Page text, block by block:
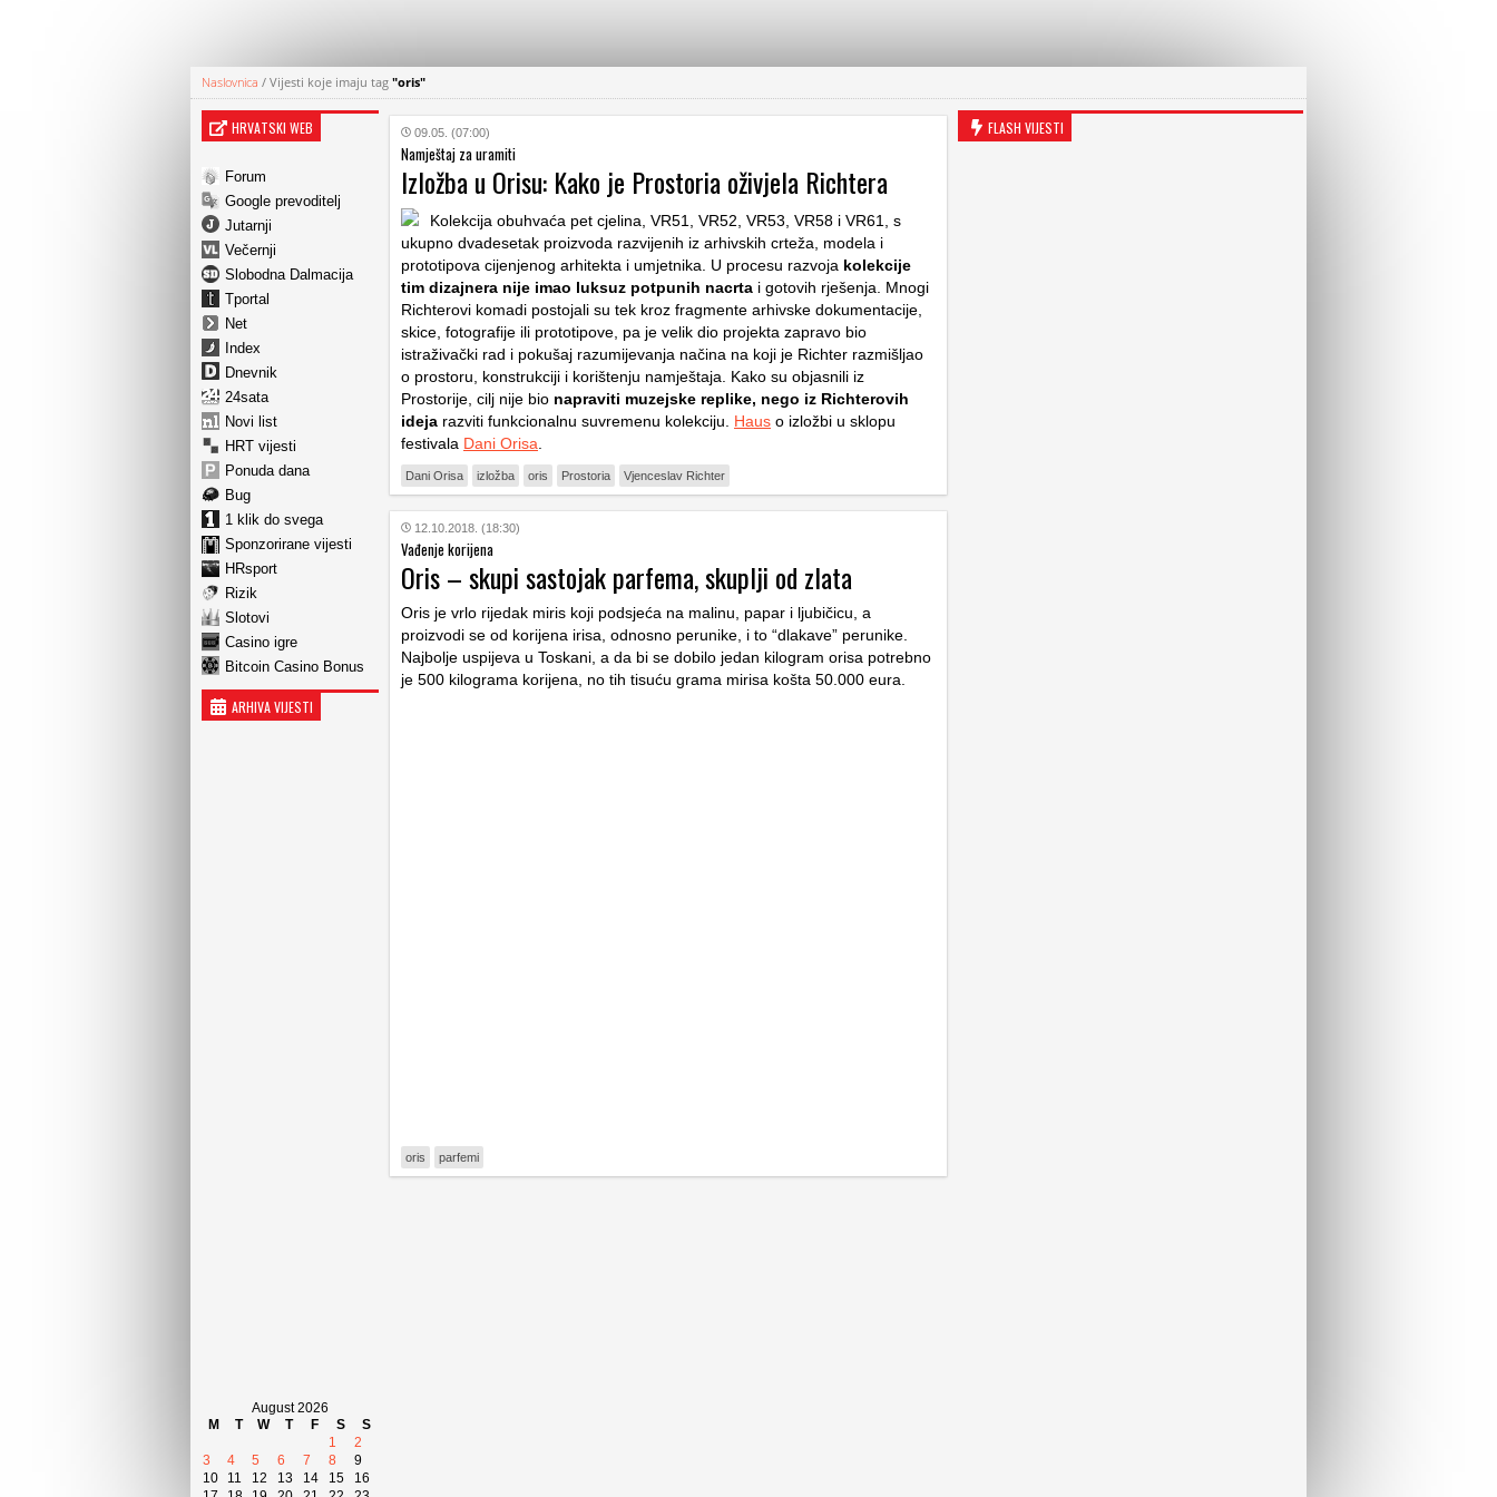
Naslovnica / Vijesti koje imaju tag "oris"
HRVATSKI WEB
Forum
Google prevoditelj
Jutarnji
Večernji
Slobodna Dalmacija
Tportal
Net
Index
Dnevnik
24sata
Novi list
HRT vijesti
Ponuda dana
Bug
1 klik do svega
Sponzorirane vijesti
HRsport
Rizik
Slotovi
Casino igre
Bitcoin Casino Bonus
ARHIVA VIJESTI
August 2026
M
T W T F S
S
1
2
3
4 5 6 7 8
9
10
11 12 13 14 15
16
09.05. (07:00)
Namještaj za uramiti
Izložba u Orisu: Kako je Prostoria oživjela Richtera
Kolekcija obuhvaća pet cjelina, VR51, VR52, VR53, VR58 i VR61, s
ukupno dvadesetak proizvoda razvijenih iz arhivskih crteža, modela i
prototipova cijenjenog arhitekta i umjetnika. U procesu razvoja kolekcije
tim dizajnera nije imao luksuz potpunih nacrta i gotovih rješenja. Mnogi
Richterovi komadi postojali su tek kroz fragmente arhivske dokumentacije,
skice, fotografije ili prototipove, pa je velik dio projekta zapravo bio
istraživački rad i pokušaj razumijevanja načina na koji je Richter razmišljao
o prostoru, konstrukciji i korištenju namještaja. Kako su objasnili iz
Prostorije, cilj nije bio napraviti muzejske replike, nego iz Richterovih
ideja razviti funkcionalnu suvremenu kolekciju. Haus o izložbi u sklopu
festivala Dani Orisa
Dani Orisa izložba oris Prostoria Vjenceslav Richter
12.10.2018. (18:30)
Vađenje korijena
Oris – skupi sastojak parfema, skuplji od zlata
Oris je vrlo rijedak miris koji podsjeća na malinu, papar i ljubičicu, a
proizvodi se od korijena irisa, odnosno perunike, i to “dlakave” perunike.
Najbolje uspijeva u Toskani, a da bi se dobilo jedan kilogram orisa potrebno
je 500 kilograma korijena, no tih tisuću grama mirisa košta 50.000 eura.
oris parfemi
FLASH VIJESTI